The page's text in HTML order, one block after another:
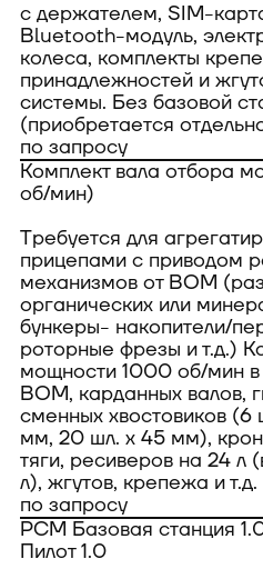
с держателем, SIM-
Bluetooth-модуль,
колеса, комплекты
принадлежностей и
системы. Без базовой
(приобретается
по запросу
Комплект вала отбора
об/мин)
Требуется для
прицепами с приводом
механизмов от ВОМ
органических или
бункеры- накопители/
роторные фрезы и т.д.)
мощности 1000 об/мин в
ВОМ, карданных валов,
сменных хвостовиков
мм, 20 шл. х 45 мм),
тяги, ресиверов на 24 л
л), жгутов, крепежа и т.д.
по запросу
РСМ Базовая станция
Пилот 1.0